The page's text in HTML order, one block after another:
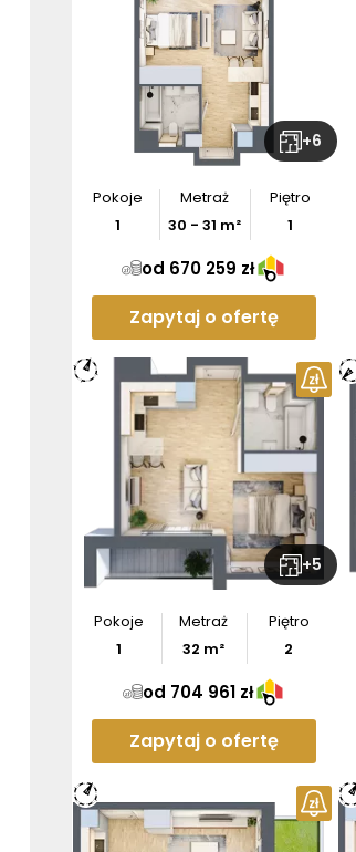
+6
Pokoje
1
Metraż
30 - 31 m²
Piętro
1
od 670 259 zł
Zapytaj o ofertę
+5
Pokoje
1
Metraż
32 m²
Piętro
2
od 704 961 zł
Zapytaj o ofertę